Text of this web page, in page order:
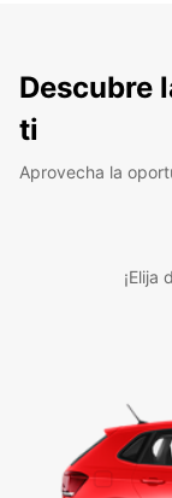
Descubre
ti
Aprovecha la
¡Elija